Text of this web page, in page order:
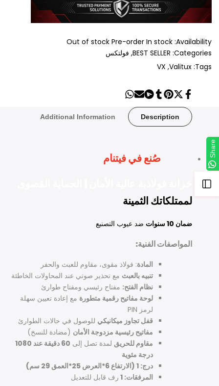
Availability:
In stock
Pre-order
Out of stock
Categories:
BEST SELLER فولتكس
Tags:
Valitux
VX
Share
Facebook
Tweet
Twitter
Pin
Pinterest
Share
Tumblr
Share
Telegram
Send
Mail
Share
Whatsapp
Description
Additional Information
صُنع في فيتنام
لممتلكاتك الثمينة
ضمان 10 سنوات ضد عيوب التصنيع
المواصفات الفنية:
المادة: فولاذ مقوى، مقاوم للعبث والحفر
تنبيه بالعبث مع تحذير صوتي عند المحاولات الخاطئة
نظام الفتح: مفتاح رئيسي ومفتاح طوارئ
لوحة مفاتيح رقمية متطورة مع إعادة تعيين سهلة
لرمز PIN
قفل تجاوز ميكانيكي للوصول في حالات الطوارئ
مفاتيح رئيسية مزدوجة الأمان (مضادة للنسخ)
مقاوم للحريق لمدة تصل إلى
60 دقيقة عند 1080
درجة مئوية
درج: 1 (الارتفاع 6*العرض 25*العمق 29 سم)
المرفقات: 1
رف قابل للتعديل
Share
Share